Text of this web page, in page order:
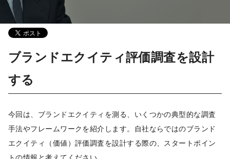
ブランドエクイティ評価調査を設計
する
今回は、ブランドエクイティを測る、いくつかの典型的な調査
手法やフレームワークを紹介します。自社ならではのブランド
エクイティ（価値）評価調査を設計する際の、スタートポイン